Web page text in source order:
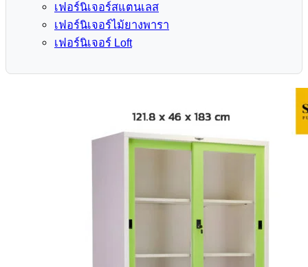
เฟอร์นิเจอร์สแตนเลส
เฟอร์นิเจอร์ไม้ยางพารา
เฟอร์นิเจอร์ Loft